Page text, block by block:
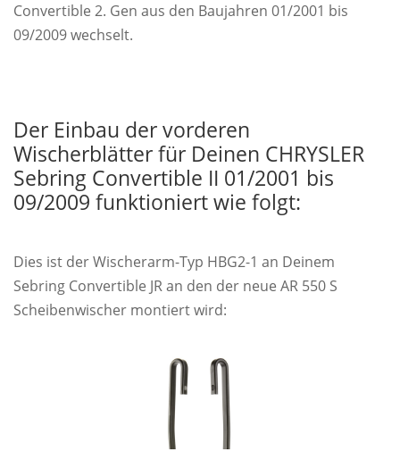
Convertible 2. Gen aus den Baujahren 01/2001 bis
09/2009 wechselt.
Der Einbau der vorderen
Wischerblätter für Deinen CHRYSLER
Sebring Convertible II 01/2001 bis
09/2009 funktioniert wie folgt:
Dies ist der Wischerarm-Typ HBG2-1 an Deinem
Sebring Convertible JR an den der neue AR 550 S
Scheibenwischer montiert wird: